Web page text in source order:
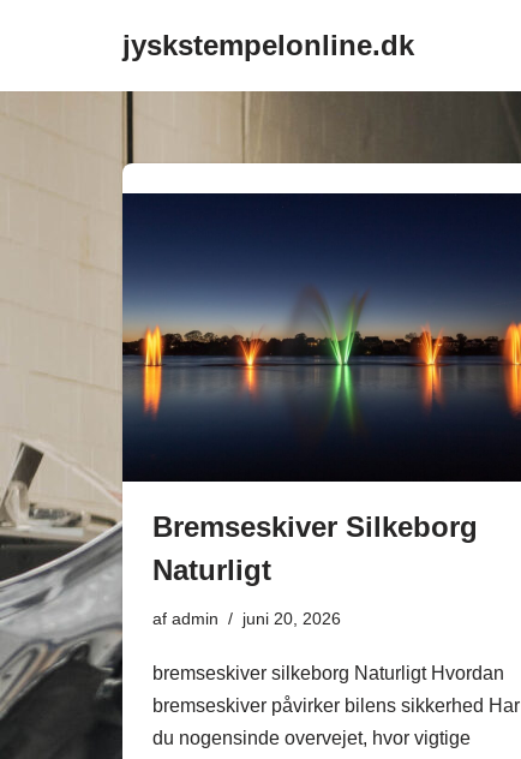
jyskstempelonline.dk
Bremseskiver Silkeborg
Naturligt
af admin juni 20, 2026
bremseskiver silkeborg Naturligt Hvordan
bremseskiver påvirker bilens sikkerhed Har
du nogensinde overvejet, hvor vigtige